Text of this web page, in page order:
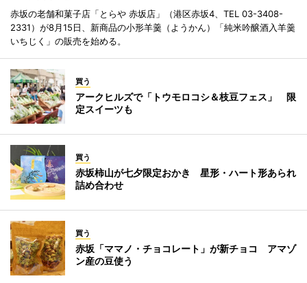
赤坂の老舗和菓子店「とらや 赤坂店」（港区赤坂4、TEL 03-3408-
2331）が8月15日、新商品の小形羊羹（ようかん）「純米吟醸酒入羊羹
いちじく」の販売を始める。
買う
アークヒルズで「トウモロコシ＆枝豆フェス」 限
定スイーツも
買う
赤坂柿山が七夕限定おかき 星形・ハート形あられ
詰め合わせ
買う
赤坂「ママノ・チョコレート」が新チョコ アマゾ
ン産の豆使う